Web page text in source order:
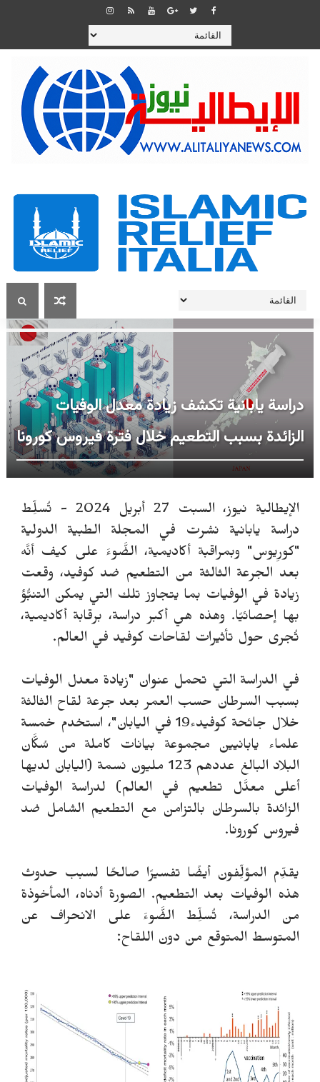
دراسة يابانية تكشف زيادة معدل الوفيات
الزائدة بسبب التطعيم خلال فترة فيروس كورونا
الإيطالية نيوز، السبت 27 أبريل 2024 -
تُسلِّط
دراسة يابانية نشرت في المجلة الطبية الدولية
"كورِيوس" وبمراقبة أكاديمية، الضَّوءَ على كيف أنَّه
بعد الجرعة الثالثة من التطعيم ضد كوفيد، وقعت
زيادة في الوفيات بما يتجاوز تلك التي يمكن التنبُّؤ
بها إحصائيًا. وهذه هي أكبر دراسة، برقابة أكاديمية،
تُجرى حول تأثيرات لقاحات كوفيد في العالم.
في الدراسة التي تحمل عنوان "زيادة معدل الوفيات
بسبب السرطان حسب العمر بعد جرعة لقاح الثالثة
خلال جائحة كوفيدء19 في اليابان"، استخدم خمسة
علماء يابانيين مجموعة بيانات كاملة من سُكَّان
البلاد البالغ عددهم 123 مليون نسمة (اليابان لديها
أعلى معدَّل تطعيم في العالم) لدراسة الوفيات
الزائدة بالسرطان بالتزامن مع التطعيم الشامل ضد
فيروس كورونا.
يقدِّم المؤلِّفون أيضًا تفسيرًا صالحًا لسبب حدوث
هذه الوفيات بعد التطعيم. الصورة أدناه، المأخوذة
من الدراسة، تُسلِّط الضَّوءَ على الانحراف عن
المتوسط ​​المتوقع من دون اللقاح: